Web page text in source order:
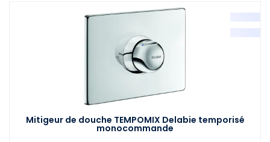
Mitigeur de douche TEMPOMIX Delabie temporisé
monocommande